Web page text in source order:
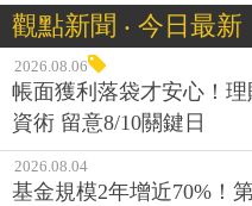
觀點新聞 ‧ 今日最新
2026.08.06
帳面獲利落袋才安心！
資術 留意8/10關鍵日
2026.08.04
基金規模2年增近70%！